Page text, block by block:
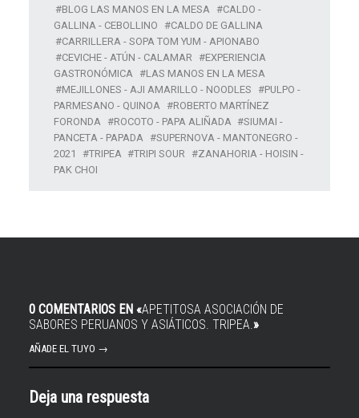
BLOG LAS MANOS EN LA MESA
CALDO -
GALLINA - CEBOLLINO
CALDO DE GALLINA
CARRILLERA - SOPA TOM YUM - APIONABO
CEVICHE - ATÚN - CALAMAR
EXPERIENCIA
GASTRONÓMICA
LAS MANOS EN LA MESA
MEJILLONES - AJI AMARILLO - NOODLES
PULPO -
PARMESANO - QUINOA
ROBERTO MARTÍNEZ
FORONDA
ROCOTO - PAPA ALIÑADA
SIUMAI -
PANCETA - PAPADA
SUPERNOVA - MANTONEGRO -
2021
TRIPEA TRIPI SOUR
ZANAHORIA - HOISIN -
PAK CHOI
0 COMENTARIOS EN «APETITOSA ASOCIACIÓN DE
SABORES PERUANOS Y ASIÁTICOS. TRIPEA. »
AÑADE EL TUYO →
Deja una respuesta